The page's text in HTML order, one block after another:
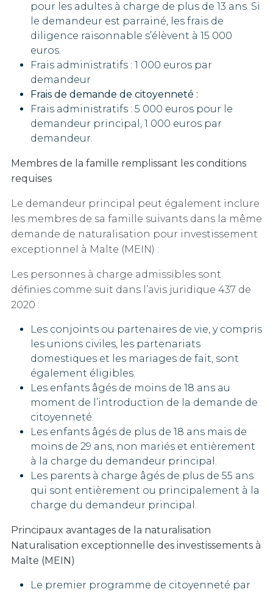
pour les adultes à charge de plus de 13 ans. Si
le demandeur est parrainé, les frais de
diligence raisonnable s’élèvent à 15 000
euros.
Frais administratifs : 1 000 euros par
demandeur
Frais de demande de citoyenneté :
Frais administratifs : 5 000 euros pour le
demandeur principal, 1 000 euros par
demandeur.
Membres de la famille remplissant les conditions
requises
Le demandeur principal peut également inclure
les membres de sa famille suivants dans la même
demande de naturalisation pour investissement
exceptionnel à Malte (MEIN) :
Les personnes à charge admissibles sont
définies comme suit dans l’avis juridique 437 de
2020 :
Les conjoints ou partenaires de vie, y compris
les unions civiles, les partenariats
domestiques et les mariages de fait, sont
également éligibles.
Les enfants âgés de moins de 18 ans au
moment de l’introduction de la demande de
citoyenneté.
Les enfants âgés de plus de 18 ans mais de
moins de 29 ans, non mariés et entièrement
à la charge du demandeur principal.
Les parents à charge âgés de plus de 55 ans
qui sont entièrement ou principalement à la
charge du demandeur principal.
Principaux avantages de la naturalisation
Naturalisation exceptionnelle des investissements à
Malte (MEIN)
Le premier programme de citoyenneté par